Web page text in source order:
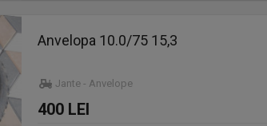
Anvelopa 10.0/75 15,3
Jante - Anvelope
400 LEI